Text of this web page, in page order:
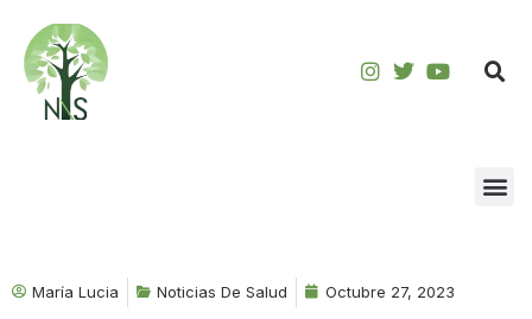
Saltar
contenido
María Lucia Noticias De Salud Octubre 27, 2023